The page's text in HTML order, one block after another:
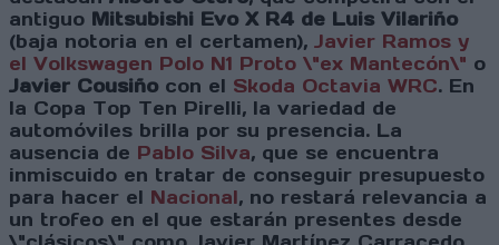
antiguo Mitsubishi Evo X R4 de Luis Vilariño
(baja notoria en el certamen), Javier Ramos y
el Volkswagen Polo N1 Proto \"ex Mantecón\" o
Javier Cousiño con el Skoda Octavia WRC. En
la Copa Top Ten Pirelli, la variedad de
automóviles brilla por su presencia. La
ausencia de Pablo Silva, que se encuentra
inmiscuido en tratar de conseguir presupuesto
para hacer el Nacional, no restará relevancia a
un trofeo en el que estarán presentes desde